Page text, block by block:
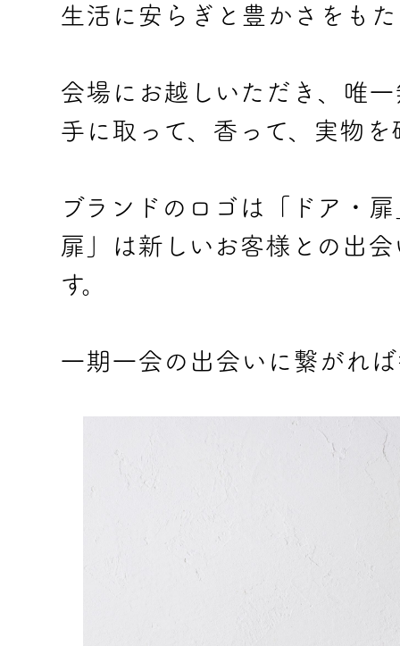
生活に安らぎと豊かさをも
会場にお越しいただき、唯
手に取って、香って、実物
ブランドのロゴは「ドア・
扉」は新しいお客様との出
す。
一期一会の出会いに繋がれ